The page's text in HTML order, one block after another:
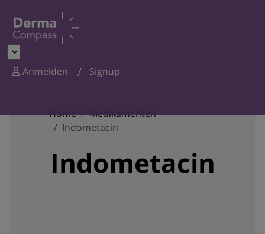
Anmelden Signup
Home
Medikamenten
Indometacin
Indometacin